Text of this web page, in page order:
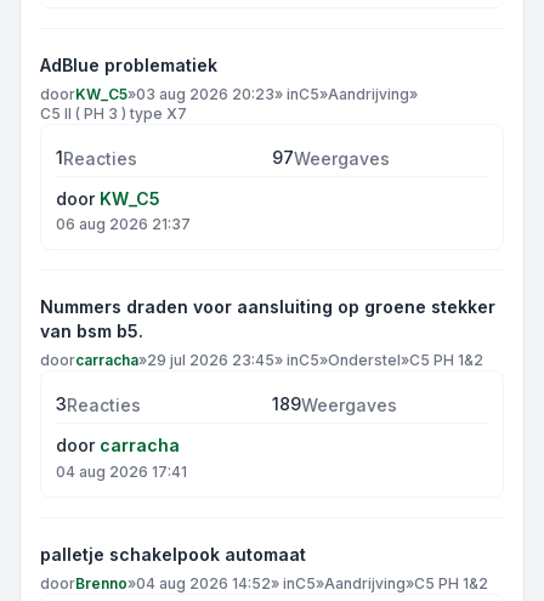
AdBlue problematiek
doorKW_C5»03 aug 2026 20:23» inC5»Aandrijving»
C5 II ( PH 3 ) type X7
1Reacties 97Weergaves
door KW_C5
06 aug 2026 21:37
Nummers draden voor aansluiting op groene stekker
van bsm b5.
doorcarracha»29 jul 2026 23:45» inC5»Onderstel»C5 PH 1&2
3Reacties 189Weergaves
door carracha
04 aug 2026 17:41
palletje schakelpook automaat
doorBrenno»04 aug 2026 14:52» inC5»Aandrijving»C5 PH 1&2